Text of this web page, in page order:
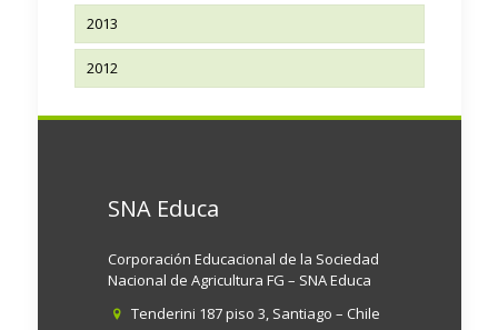
2013
2012
SNA Educa
Corporación Educacional de la Sociedad
Nacional de Agricultura FG – SNA Educa
Tenderini 187 piso 3, Santiago – Chile